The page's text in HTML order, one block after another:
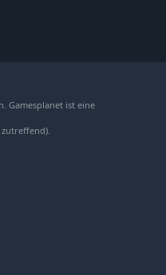
Gamesplanet ist eine